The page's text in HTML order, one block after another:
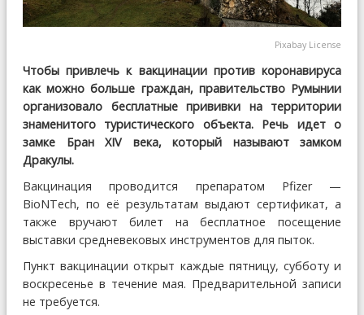
Pixabay License
Чтобы привлечь к вакцинации против коронавируса
как можно больше граждан, правительство Румынии
организовало бесплатные прививки на территории
знаменитого туристического объекта. Речь идет о
замке Бран XIV века, который называют замком
Дракулы.
Вакцинация проводится препаратом Pfizer —
BioNTech, по её результатам выдают сертификат, а
также вручают билет на бесплатное посещение
выставки средневековых инструментов для пыток.
Пункт вакцинации открыт каждые пятницу, субботу и
воскресенье в течение мая. Предварительной записи
не требуется.